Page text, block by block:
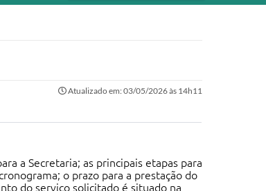
Atualizado em: 03/05/2026 às 14h11
a Secretaria; as principais etapas para
o prazo para a prestação do
do serviço solicitado é situado na